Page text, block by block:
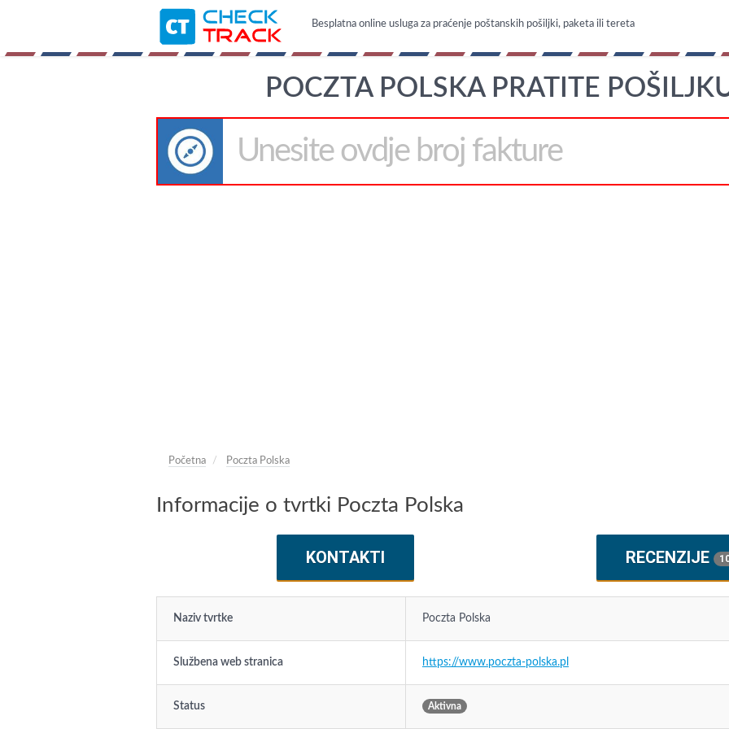
Besplatna online usluga za praćenje poštanskih pošiljki, paketa ili tereta
POCZTA POLSKA PRATITE
Početna Poczta Polska
Informacije o tvrtki Poczta Polska
KONTAKTI RECENZIJE
Naziv tvrtke Poczta Polska
Službena web stranica https://www.poczta-polska.pl
Status Aktivna